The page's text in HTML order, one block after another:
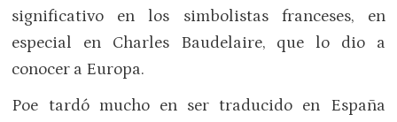
significativo en los simbolistas franceses, en
especial en Charles Baudelaire, que lo dio a
conocer a Europa.
Poe tardó mucho en ser traducido en España